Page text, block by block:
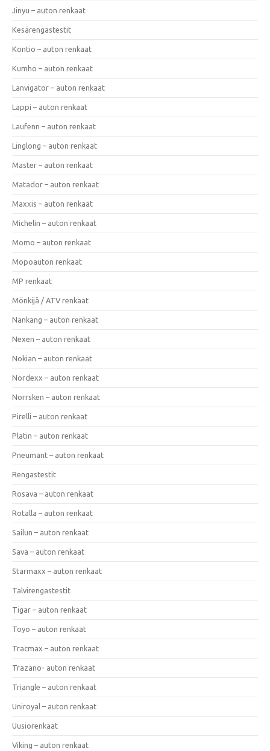
Jinyu – auton renkaat
Kesärengastestit
Kontio – auton renkaat
Kumho – auton renkaat
Lanvigator – auton renkaat
Lappi – auton renkaat
Laufenn – auton renkaat
Linglong – auton renkaat
Master – auton renkaat
Matador – auton renkaat
Maxxis – auton renkaat
Michelin – auton renkaat
Momo – auton renkaat
Mopoauton renkaat
MP renkaat
Mönkijä / ATV renkaat
Nankang – auton renkaat
Nexen – auton renkaat
Nokian – auton renkaat
Nordexx – auton renkaat
Norrsken – auton renkaat
Pirelli – auton renkaat
Platin – auton renkaat
Pneumant – auton renkaat
Rengastestit
Rosava – auton renkaat
Rotalla – auton renkaat
Sailun – auton renkaat
Sava – auton renkaat
Starmaxx – auton renkaat
Talvirengastestit
Tigar – auton renkaat
Toyo – auton renkaat
Tracmax – auton renkaat
Trazano- auton renkaat
Triangle – auton renkaat
Uniroyal – auton renkaat
Uusiorenkaat
Viking – auton renkaat